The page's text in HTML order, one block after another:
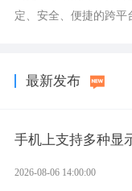
定、安全、便捷的跨平
最新发布
手机上支持多种显
2026-08-06 14:00:00